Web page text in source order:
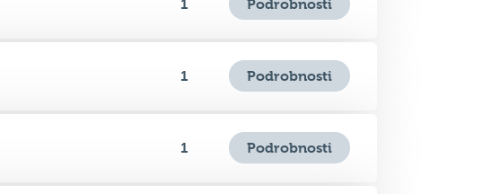
1 Podrobnosti
1 Podrobnosti
0 Podrobnosti